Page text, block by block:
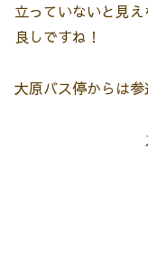
立っていないと見
良しですね！
大原バス停からは参